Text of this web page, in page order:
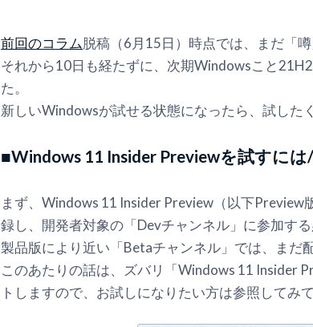
前回のコラム脱稿（6月15日）時点では、まだ「
それから10日も経たずに、次期Windowsこと
た。
新しいWindowsが試せる状態になったら、試した
■Windows 11 Insider Previewを試すに
まず、Windows 11 Insider Preview（以下
録し、開発者対象の「Devチャンネル」に参加する
製品版により近い「Betaチャンネル」では、まだ
このあたりの話は、ズバリ「Windows 11 Insider
トしますので、お試しになりたい方は参照してみ